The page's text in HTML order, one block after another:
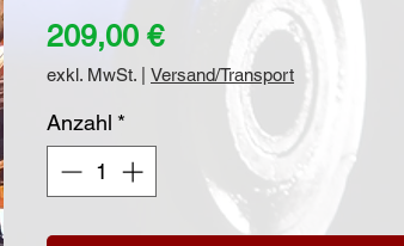
209,00 €Preis
exkl. MwSt. Versand/Transport
Anzahl *